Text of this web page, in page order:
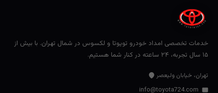
خدمات تخصصی امداد خودرو تویوتا و لکسوس در شمال تهران. با بیش از
۱۵ سال تجربه، ۲۴ ساعته در کنار شما هستیم.
تهران، خیابان ولیعصر